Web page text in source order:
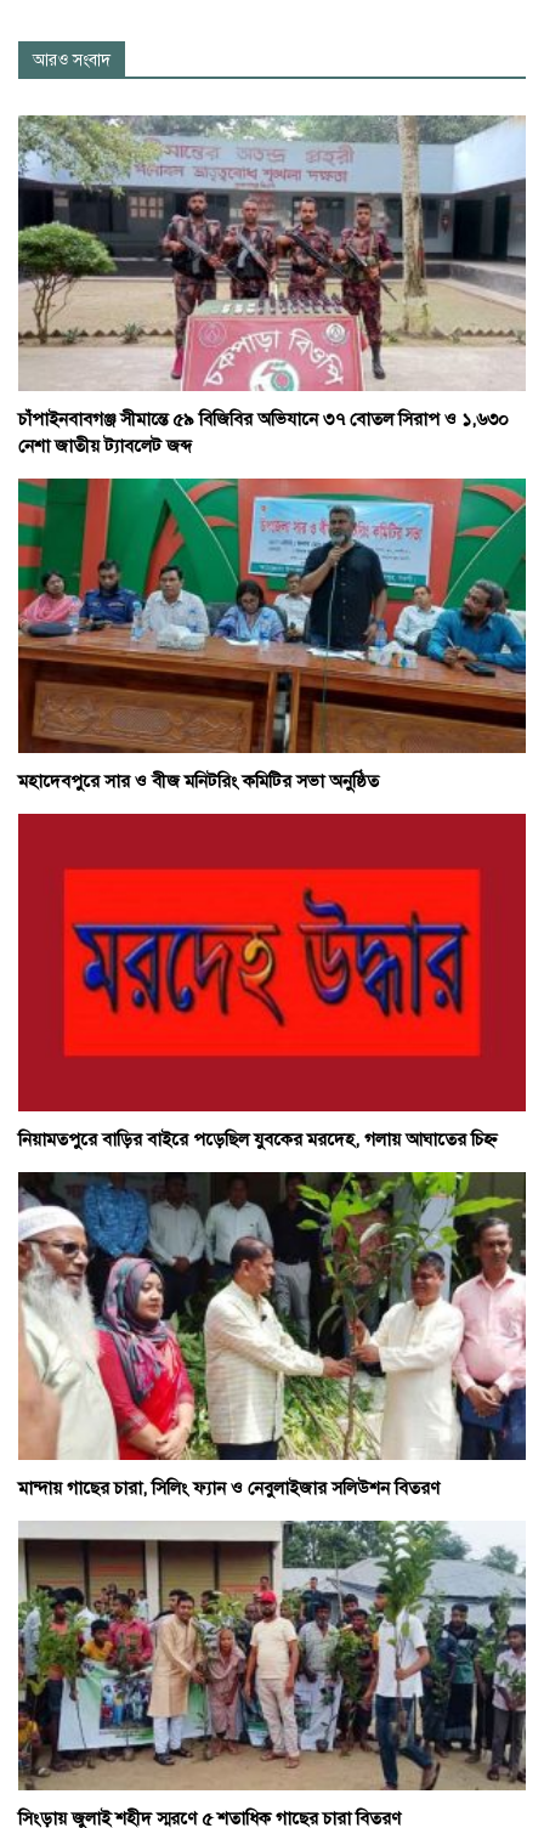
আরও সংবাদ
চাঁপাইনবাবগঞ্জ সীমান্তে ৫৯ বিজিবির অভিযানে ৩৭ বোতল সিরাপ ও ১,৬৩০
নেশা জাতীয় ট্যাবলেট জব্দ
মহাদেবপুরে সার ও বীজ মনিটরিং কমিটির সভা অনুষ্ঠিত
নিয়ামতপুরে বাড়ির বাইরে পড়েছিল যুবকের মরদেহ, গলায় আঘাতের চিহ্ন
মান্দায় গাছের চারা, সিলিং ফ্যান ও নেবুলাইজার সলিউশন বিতরণ
সিংড়ায় জুলাই শহীদ স্মরণে ৫ শতাধিক গাছের চারা বিতরণ